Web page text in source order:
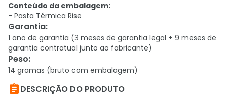
Conteúdo da embalagem:
- Pasta Térmica Rise
Garantia:
1 ano de garantia (3 meses de garantia legal + 9 meses de
garantia contratual junto ao fabricante)
Peso:
14 gramas (bruto com embalagem)
DESCRIÇÃO DO PRODUTO